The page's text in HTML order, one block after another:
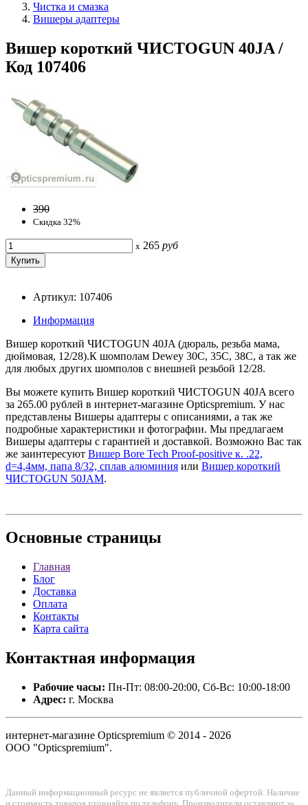
Чистка и смазка
Вишеры адаптеры
Вишер короткий ЧИСТОGUN 40JA /
Код 107406
390
Скидка 32%
x 265 руб
Артикул: 107406
Информация
Вишер короткий ЧИСТОGUN 40JA (дюраль, резьба мама,
дюймовая, 12/28).К шомполам Dewey 30C, 35C, 38C, а так же
для любых других шомполов с внешней резьбой 12/28.
Вы можете купить Вишер короткий ЧИСТОGUN 40JA всего
за 265.00 рублей в интернет-магазине Opticspremium. У нас
представлены Вишеры адаптеры с описаниями, а так же
подробные характеристики и фотографии. Мы предлагаем
Вишеры адаптеры с гарантией и доставкой. Возможно Вас так
же заинтересуют Вишер Bore Tech Proof-positive к. .22,
d=4,4мм, папа 8/32, сплав алюминия или Вишер короткий
ЧИСТОGUN 50JAM.
Основные страницы
Главная
Блог
Доставка
Оплата
Контакты
Карта сайта
Контактная информация
Рабочие часы: Пн-Пт: 08:00-20:00, Сб-Вс: 10:00-18:00
Адрес: г. Москва
интернет-магазине Opticspremium © 2014 - 2026
ООО "Opticspremium".
Данный информационный ресурс не является публичной офертой. Наличие